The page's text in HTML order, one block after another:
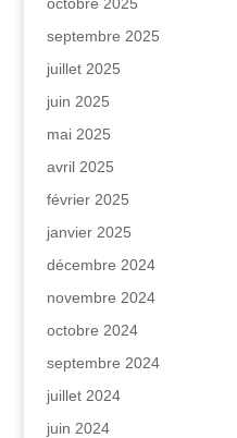
septembre 2025
juillet 2025
juin 2025
mai 2025
avril 2025
février 2025
janvier 2025
décembre 2024
novembre 2024
octobre 2024
septembre 2024
juillet 2024
juin 2024